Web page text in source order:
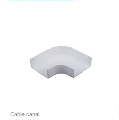
Cable canal